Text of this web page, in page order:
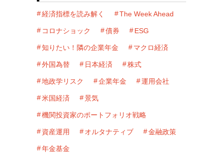
経済指標を読み解く The Week Ahead
コロナショック 債券 ESG
知りたい！隣の企業年金 マクロ経済
外国為替 日本経済 株式
地政学リスク 企業年金 運用会社
米国経済 景気
機関投資家のポートフォリオ戦略
資産運用 オルタナティブ 金融政策
年金基金